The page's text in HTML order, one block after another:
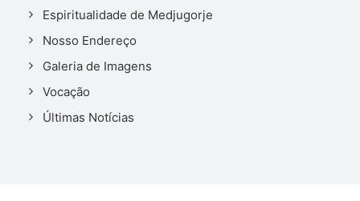
Espiritualidade de Medjugorje
Nosso Endereço
Galeria de Imagens
Vocação
Últimas Notícias